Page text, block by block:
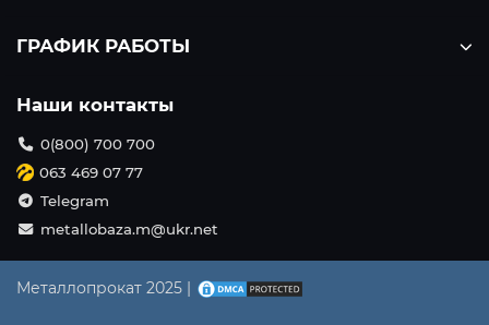
ГРАФИК РАБОТЫ
Наши контакты
0(800) 700 700
063 469 07 77
Telegram
metallobaza.m@ukr.net
Металлопрокат 2025 |